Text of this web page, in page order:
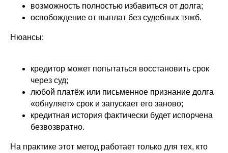
возможность полностью избавиться от долга;
освобождение от выплат без судебных тяжб.
Нюансы:
кредитор может попытаться восстановить срок
через суд;
любой платёж или письменное признание долга
«обнуляет» срок и запускает его заново;
кредитная история фактически будет испорчена
безвозвратно.
На практике этот метод работает только для тех, кто